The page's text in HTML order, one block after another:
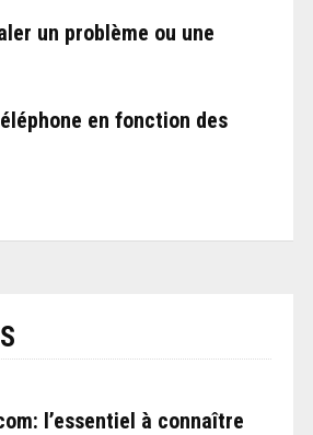
un problème ou une
en fonction des
l’essentiel à connaître